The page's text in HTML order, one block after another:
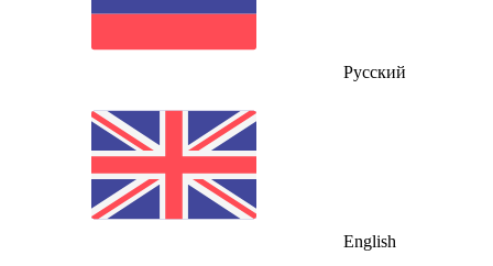
Русский
English